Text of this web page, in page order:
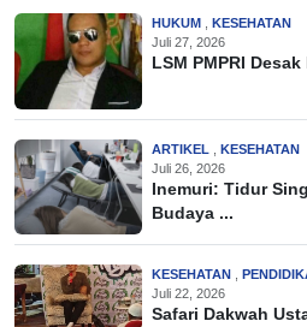
HUKUM
KESEHATAN
Juli 27, 2026
LSM PMPRI
ARTIKEL
KESEHATAN
Juli 26, 2026
Inemuri: Tidur
Budaya ...
KESEHATAN
Juli 22, 2026
Safari Dakwah